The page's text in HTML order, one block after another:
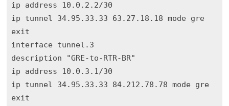
ip address 10.0.2.2/30
ip tunnel 34.95.33.33 63.27.18.18 mode gre
exit
interface tunnel.3
description "GRE-to-RTR-BR"
ip address 10.0.3.1/30
ip tunnel 34.95.33.33 84.212.78.78 mode gre
exit